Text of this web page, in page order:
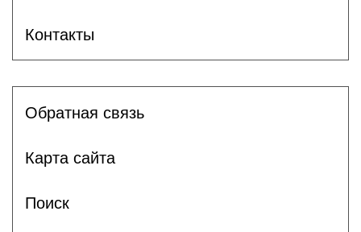
Контакты
Обратная связь
Карта сайта
Поиск